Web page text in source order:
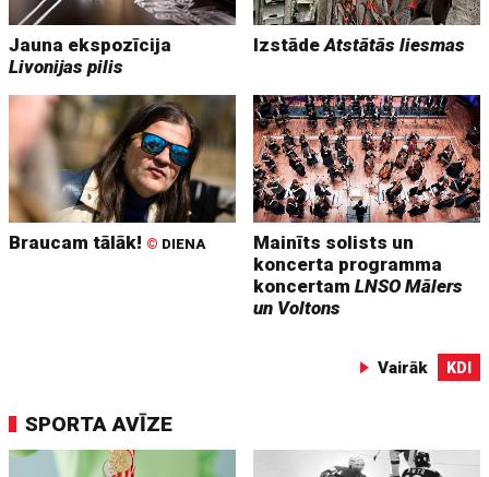
Jauna ekspozīcija
Livonijas pilis
IzstādeAtstātās liesmas
Braucam tālāk! © DIENA
Mainīts solists un
koncerta programma
koncertamLNSO Mālers
un Voltons
Vairāk KDI
SPORTA AVĪZE